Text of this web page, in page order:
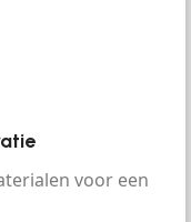
voor een